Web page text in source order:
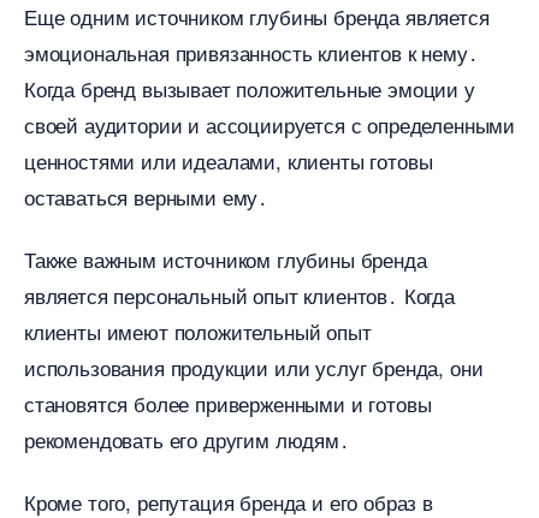
Еще одним источником глубины бренда является
эмоциональная привязанность клиентов к нему․
Когда бренд вызывает положительные эмоции у
своей аудитории и ассоциируется с определенными
ценностями или идеалами, клиенты готовы
оставаться верными ему․
Также важным источником глубины бренда
является персональный опыт клиентов․ Когда
клиенты имеют положительный опыт
использования продукции или услуг бренда, они
становятся более приверженными и готовы
рекомендовать его другим людям․
Кроме того, репутация бренда и его образ